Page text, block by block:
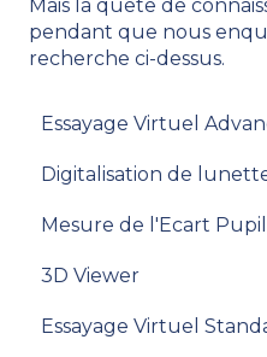
Mais la quête de
pendant que nous
recherche ci-dessus.
Essayage Virtuel
[Clients VTO
Digitalisation de
Documentation
Passer une
Gestion des
Mesure de l'Ecart
Documentation
3D Viewer
Essayage Virtuel